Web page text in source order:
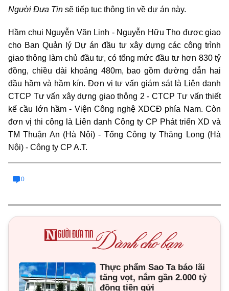
Người Đưa Tin sẽ tiếp tục thông tin về dự án này.
Hầm chui Nguyễn Văn Linh - Nguyễn Hữu Thọ được giao
cho Ban Quản lý Dự án đầu tư xây dựng các công trình
giao thông làm chủ đầu tư, có tổng mức đầu tư hơn 830 tỷ
đồng, chiều dài khoảng 480m, bao gồm đường dẫn hai
đầu hầm và hầm kín. Đơn vị tư vấn giám sát là Liên danh
CTCP Tư vấn xây dựng giao thông 2 - CTCP Tư vấn thiết
kế cầu lớn hầm - Viện Công nghệ XDCĐ phía Nam. Còn
đơn vị thi công là Liên danh Công ty CP Phát triển XD và
TM Thuận An (Hà Nội) - Tổng Công ty Thăng Long (Hà
Nội) - Công ty CP A.T.
0
Thực phẩm Sao Ta báo lãi
tăng vọt, nắm gần 2.000 tỷ
đồng tiền gửi